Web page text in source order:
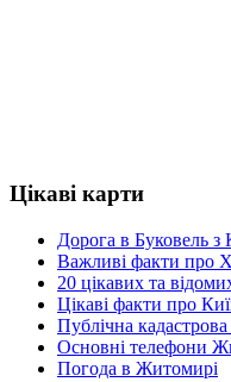
Цікаві карти
Дорога в Буковель з
Важливі факти про
20 цікавих та
Цікаві факти про
Публічна
Основні телефони
Погода в Житомирі